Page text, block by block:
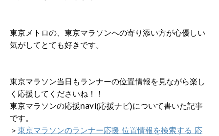
東京メトロの、東京マラソンへの寄り添い方が心優しい
気がしてとても好きです。
東京マラソン当日もランナーの位置情報を見ながら楽し
く応援してくださいね！！
東京マラソンの応援navi(応援ナビ)について書いた記事
です。
＞ 東京マラソンのランナー応援 位置情報を検索する 応